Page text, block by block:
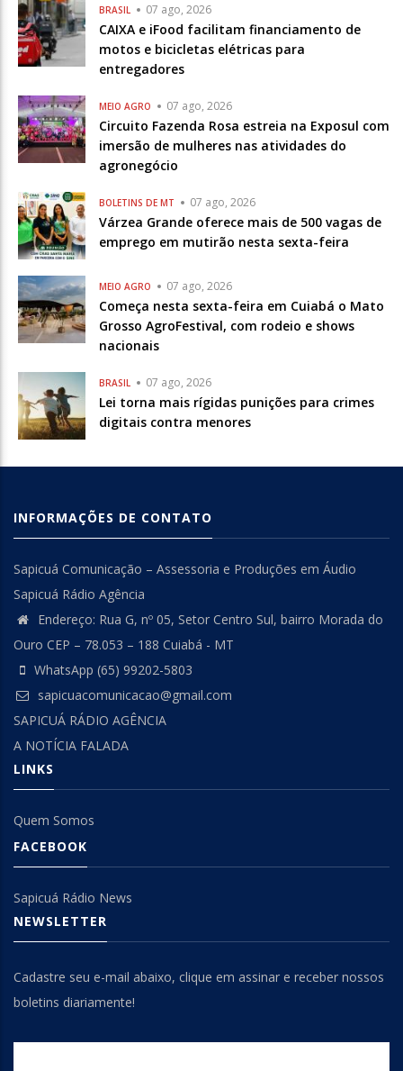
BRASIL 07 ago, 2026
CAIXA e iFood facilitam financiamento de
motos e bicicletas elétricas para
entregadores
MEIO AGRO 07 ago, 2026
Circuito Fazenda Rosa estreia na Exposul com
imersão de mulheres nas atividades do
agronegócio
BOLETINS DE MT 07 ago, 2026
Várzea Grande oferece mais de 500 vagas de
emprego em mutirão nesta sexta-feira
MEIO AGRO 07 ago, 2026
Começa nesta sexta-feira em Cuiabá o Mato
Grosso AgroFestival, com rodeio e shows
nacionais
BRASIL 07 ago, 2026
Lei torna mais rígidas punições para crimes
digitais contra menores
INFORMAÇÕES DE CONTATO
Sapicuá Comunicação – Assessoria e Produções em Áudio
Sapicuá Rádio Agência
Endereço: Rua G, nº 05, Setor Centro Sul, bairro Morada do
Ouro CEP – 78.053 – 188 Cuiabá - MT
WhatsApp (65) 99202-5803
sapicuacomunicacao@gmail.com
SAPICUÁ RÁDIO AGÊNCIA
A NOTÍCIA FALADA
LINKS
Quem Somos
FACEBOOK
Sapicuá Rádio News
NEWSLETTER
Cadastre seu e-mail abaixo, clique em assinar e receber nossos
boletins diariamente!